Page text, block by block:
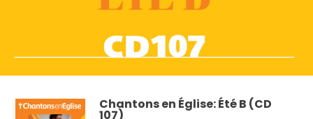
Chantons en Église: Été B (CD
107)